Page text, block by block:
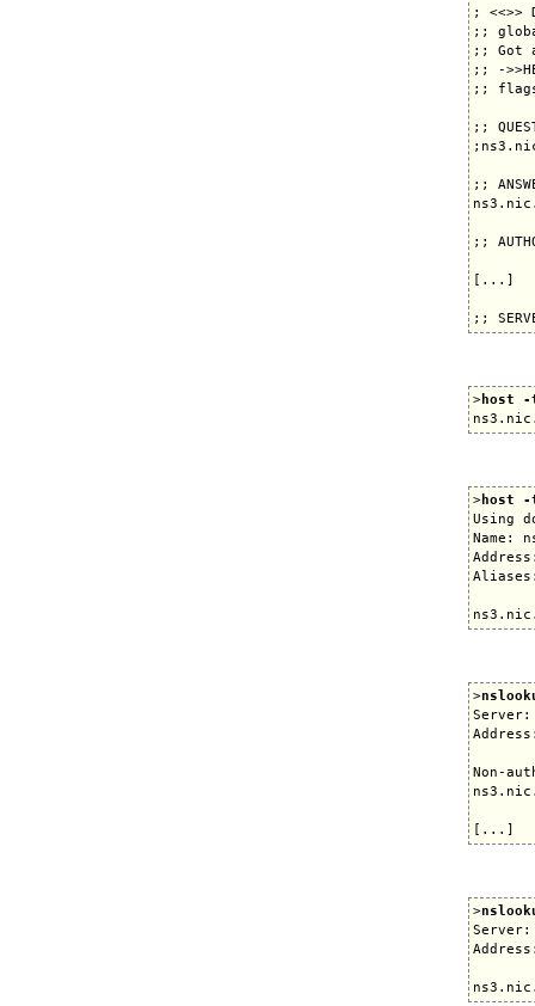
; <<>>
;;
;; Got
;; -
;; flags:
;;
;;
;;
[...]
>host
>host
Using
Name:
Aliases:
>
Server:
Non-
>